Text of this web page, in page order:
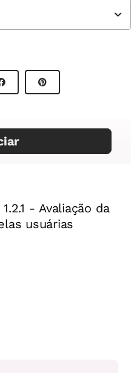
o caso vencedor como
um roteiro de
o problema e pensar em
pelo time de autores